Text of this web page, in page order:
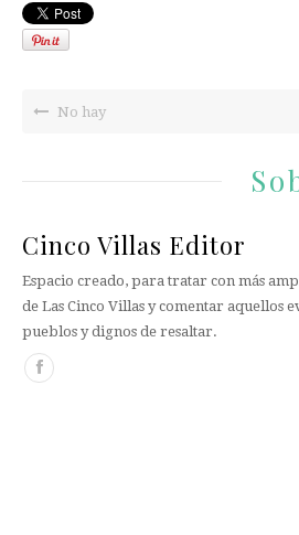
No hay
Cinco Villas Editor
Espacio creado, para tratar con más
de Las Cinco Villas y comentar aquellos
pueblos y dignos de resaltar.